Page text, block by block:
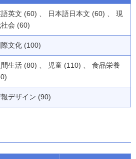
英文 (60) 、 日本語日本文 (60) 、 現
会 (60)
際文化 (100)
間生活 (80) 、 児童 (110) 、 食品栄養
デザイン (90)